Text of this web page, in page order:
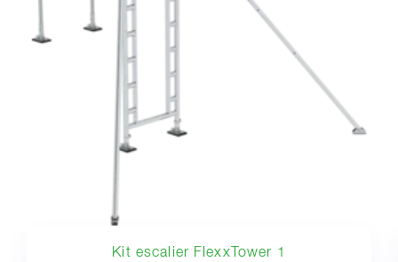
Kit escalier FlexxTower 1